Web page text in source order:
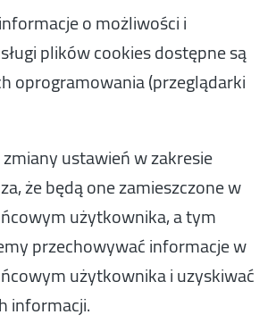
o możliwości i
plików cookies dostępne są
oprogramowania (przeglądarki
ustawień w zakresie
że będą one zamieszczone w
użytkownika, a tym
przechowywać informacje w
użytkownika i uzyskiwać
informacji.